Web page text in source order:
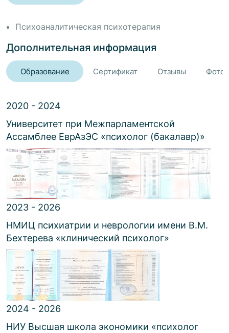
Психоаналитическая психотерапия
Дополнительная информация
Образование Сертификат Отзывы Фото
2020 - 2024
Университет при Межпарламентской
Ассамблее ЕврАзЭС «психолог (бакалавр)»
2023 - 2026
НМИЦ психиатрии и неврологии имени В.М.
Бехтерева «клинический психолог»
2024 - 2026
НИУ Высшая школа экономики «психолог